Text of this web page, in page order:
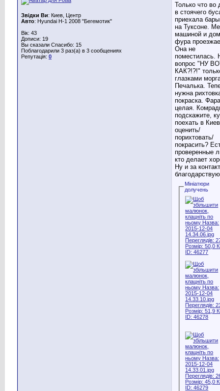
Звідки Ви: Киев, Центр
Авто: Hyundai H-1 2008 "Бегемотик"
Вік: 43
Дописи: 19
Вы сказали Спасибо: 15
Поблагодарили 3 раз(а) в 3 сообщениях
Репутація: 0
Только что во
в стоячего
приехала
на Туксоне.
машиной и
фура
Она не
поместилась.
вопрос "НУ
КАК?!?!"
глазками
Печалька.
нужна
покраска. Фара
целая.
подскажите,
поехать в
оценить/
порихтовать/
покрасить?
проверенные
кто делает
Ну и за
Мініатюри
долучень